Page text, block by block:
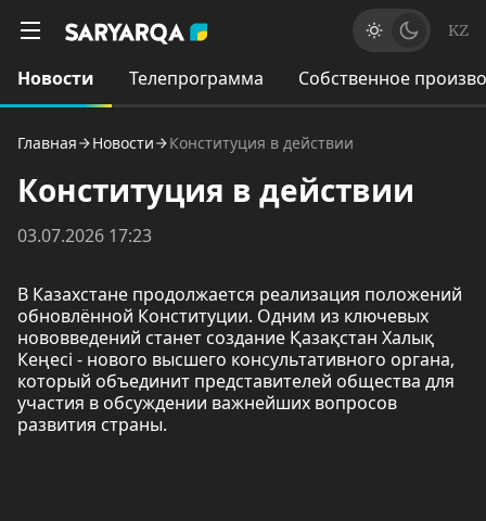
KZ
Новости Телепрограмма Собственное
Главная Новости Конституция в действии
Конституция в действии
03.07.2026 17:23
В Казахстане продолжается реализация положений
обновлённой Конституции. Одним из ключевых
нововведений станет создание Қазақстан Халық
Кеңесі - нового высшего консультативного органа,
который объединит представителей общества для
участия в обсуждении важнейших вопросов
развития страны.